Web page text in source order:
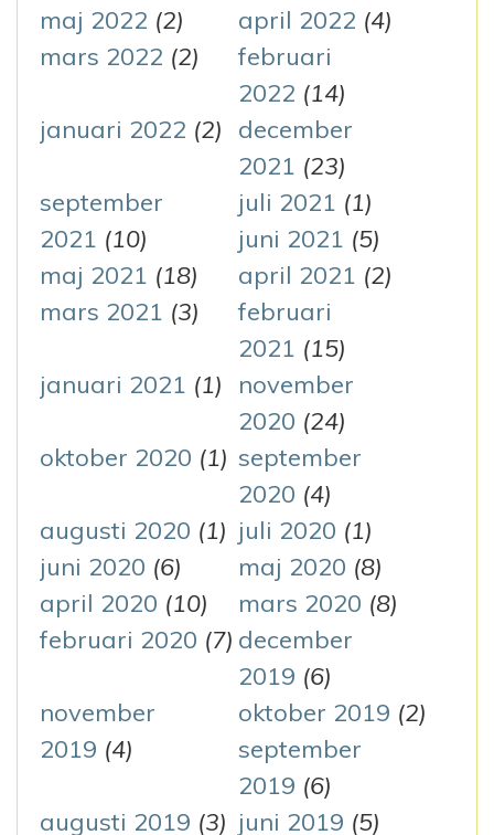
maj 2022 (2) april 2022 (4)
mars 2022 (2)
februari
2022 (14)
januari 2022 (2)
december
2021 (23)
september
2021 (10)
juli 2021 (1)
juni 2021 (5)
maj 2021 (18) april 2021 (2)
mars 2021 (3)
februari
2021 (15)
januari 2021 (1)
november
2020 (24)
oktober 2020 (1) september
2020 (4)
augusti 2020 (1) juli 2020 (1)
juni 2020 (6) maj 2020 (8)
april 2020 (10) mars 2020 (8)
februari 2020 (7) december
2019 (6)
november
2019 (4)
oktober 2019 (2)
september
2019 (6)
augusti 2019 (3) juni 2019 (5)